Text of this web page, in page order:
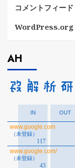
コメントフィード
WordPress.org
AH